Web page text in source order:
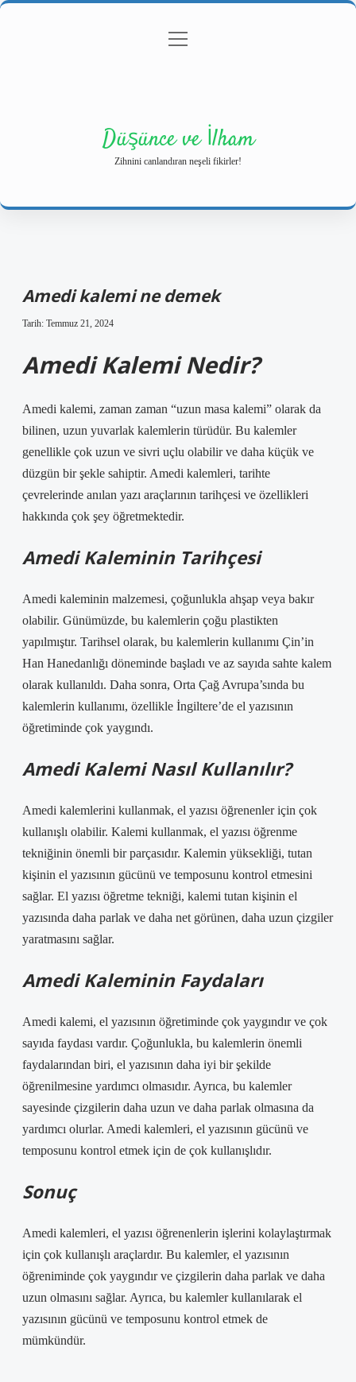
Gizlilik Politikası
menüyü
Düşünce ve İlham
Zihnini canlandıran neşeli fikirler!
Amedi kalemi ne demek
Tarih: Temmuz 21, 2024
Amedi Kalemi Nedir?
Amedi kalemi, zaman zaman “uzun masa kalemi” olarak da
bilinen, uzun yuvarlak kalemlerin türüdür. Bu kalemler
genellikle çok uzun ve sivri uçlu olabilir ve daha küçük ve
düzgün bir şekle sahiptir. Amedi kalemleri, tarihte
çevrelerinde anılan yazı araçlarının tarihçesi ve özellikleri
hakkında çok şey öğretmektedir.
Amedi Kaleminin Tarihçesi
Amedi kaleminin malzemesi, çoğunlukla ahşap veya bakır
olabilir. Günümüzde, bu kalemlerin çoğu plastikten
yapılmıştır. Tarihsel olarak, bu kalemlerin kullanımı Çin’in
Han Hanedanlığı döneminde başladı ve az sayıda sahte kalem
olarak kullanıldı. Daha sonra, Orta Çağ Avrupa’sında bu
kalemlerin kullanımı, özellikle İngiltere’de el yazısının
öğretiminde çok yaygındı.
Amedi Kalemi Nasıl Kullanılır?
Amedi kalemlerini kullanmak, el yazısı öğrenenler için çok
kullanışlı olabilir. Kalemi kullanmak, el yazısı öğrenme
tekniğinin önemli bir parçasıdır. Kalemin yüksekliği, tutan
kişinin el yazısının gücünü ve temposunu kontrol etmesini
sağlar. El yazısı öğretme tekniği, kalemi tutan kişinin el
yazısında daha parlak ve daha net görünen, daha uzun çizgiler
yaratmasını sağlar.
Amedi Kaleminin Faydaları
Amedi kalemi, el yazısının öğretiminde çok yaygındır ve çok
sayıda faydası vardır. Çoğunlukla, bu kalemlerin önemli
faydalarından biri, el yazısının daha iyi bir şekilde
öğrenilmesine yardımcı olmasıdır. Ayrıca, bu kalemler
sayesinde çizgilerin daha uzun ve daha parlak olmasına da
yardımcı olurlar. Amedi kalemleri, el yazısının gücünü ve
temposunu kontrol etmek için de çok kullanışlıdır.
Sonuç
Amedi kalemleri, el yazısı öğrenenlerin işlerini kolaylaştırmak
için çok kullanışlı araçlardır. Bu kalemler, el yazısının
öğreniminde çok yaygındır ve çizgilerin daha parlak ve daha
uzun olmasını sağlar. Ayrıca, bu kalemler kullanılarak el
yazısının gücünü ve temposunu kontrol etmek de
mümkündür.